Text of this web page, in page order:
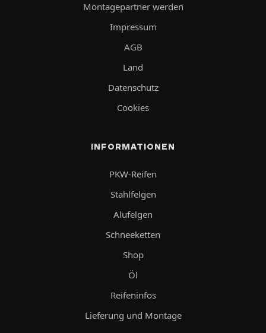
Montagepartner werden
Impressum
AGB
Land
Datenschutz
Cookies
INFORMATIONEN
PKW-Reifen
Stahlfelgen
Alufelgen
Schneeketten
Shop
Öl
Reifeninfos
Lieferung und Montage